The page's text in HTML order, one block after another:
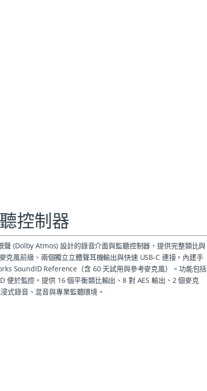
控制器
(Dolby Atmos) 設計的錄音介面與監聽控制器，提供完整類比與
風前級、兩個獨立立體聲耳機輸出與快速 USB-C 連接。內建手
SoundID Reference（含 60 天試用與參考麥克風）。功能包括
便於監控。提供 16 個平衡類比輸出、8 對 AES 輸出、2 個麥克
式錄音、混音與專業監聽環境。